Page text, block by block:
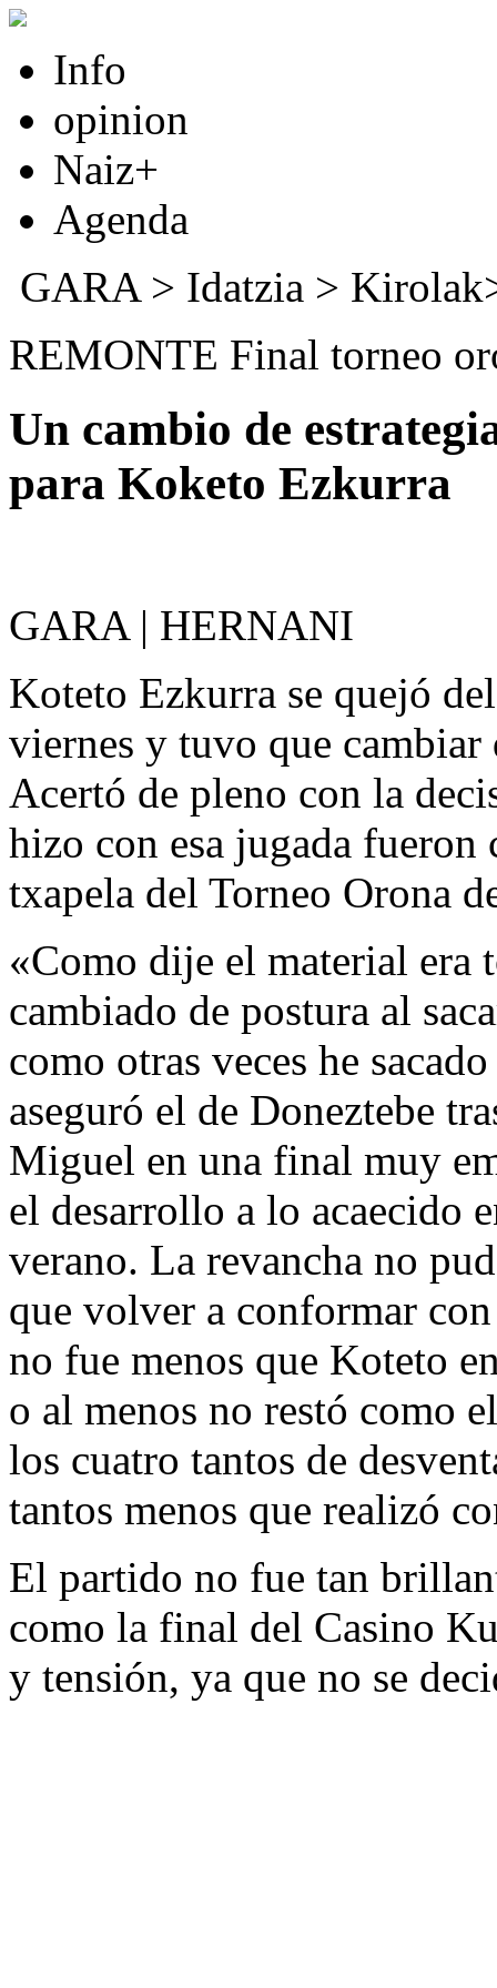
Info
opinion
Naiz+
Agenda
GARA> Idatzia >
REMONTE Final torneo
Un cambio de
para Koketo Ezkurra
GARA | HERNANI
Koteto Ezkurra se quejó
viernes y tuvo que cambiar
Acertó de pleno con la
hizo con esa jugada fueron
txapela del Torneo Orona
«Como dije el material era
cambiado de postura al
como otras veces he
aseguró el de Doneztebe
Miguel en una final muy
el desarrollo a lo acaecido
verano. La revancha no
que volver a conformar
no fue menos que Koteto
o al menos no restó como
los cuatro tantos de
tantos menos que realizó
El partido no fue tan
como la final del Casino
y tensión, ya que no se